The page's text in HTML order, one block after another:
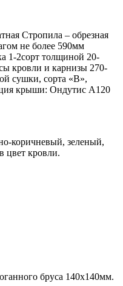
Стропила – обрезная
не более 590мм
1-2сорт толщиной 20-
кровли и карнизы 270-
сушки, сорта «В»,
крыши: Ондутис А120
коричневый, зеленый,
цвет кровли.
бруса 140х140мм.